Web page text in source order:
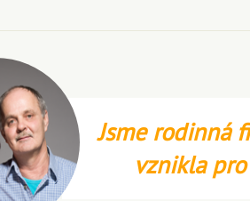
Jsme rodinná
vznikla